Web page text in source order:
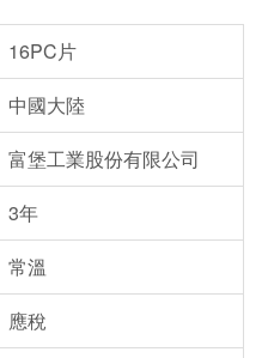
16PC片
中國大陸
富堡工業股份有限公司
3年
常溫
應稅